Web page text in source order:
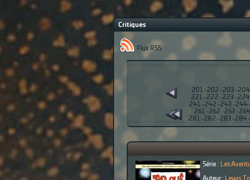
Critiques
Flux RSS
201 · 202 · 203 · 204
221
· 222 · 223 · 224
241
· 242 · 243 · 244 ·
261
· 262 · 263 · 264
281
· 282 · 283 · 284 ·
Série : Les
Auteur : Lewis